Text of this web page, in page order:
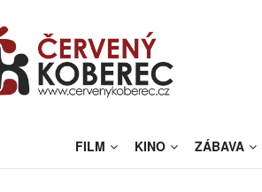
FILM KINO ZÁBAVA